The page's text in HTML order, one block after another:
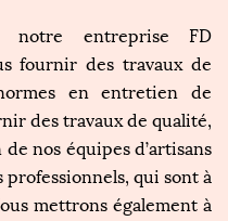
notre entreprise FD
fournir des travaux de
en entretien de
des travaux de qualité,
nos équipes d’artisans
professionnels, qui sont à
mettrons également à